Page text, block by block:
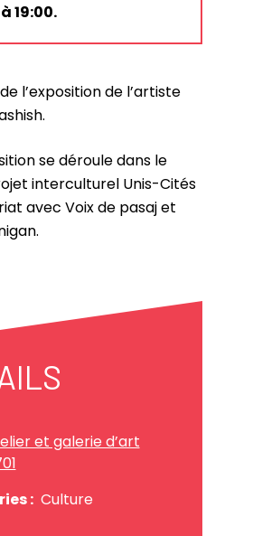
19:00.
l’exposition de l’artiste
se déroule dans le
interculturel Unis-Cités
avec Voix de pasaj et
et galerie d’art
: Culture